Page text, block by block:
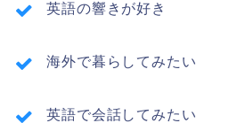
英語の響きが好き
海外で暮らしてみたい
英語で会話してみたい